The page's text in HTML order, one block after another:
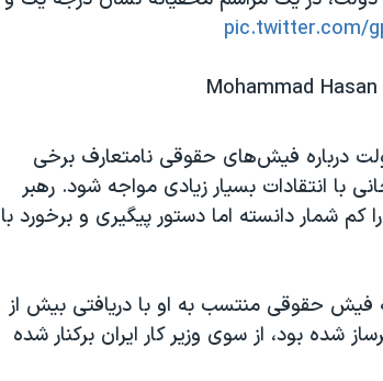
pic.twitter.com/
درباره فیش‌های حقوقی نامتعارف برخی
انتقادات بسیار زیادی مواجه شود. رهبر
شمار دانسته اما دستور پیگیری و برخورد با
فیش حقوقی منتسب به او با دریافتی بیش از
شده بود، از سوی وزیر کار ایران برکنار شده